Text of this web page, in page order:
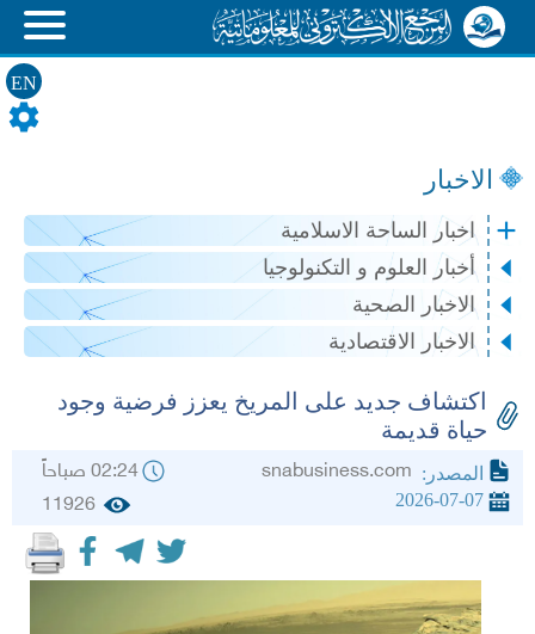
EN
الاخبار
اخبار الساحة الاسلامية
أخبار العلوم و التكنولوجيا
الاخبار الصحية
الاخبار الاقتصادية
اكتشاف جديد على المريخ يعزز فرضية وجود
حياة قديمة
المصدر: 02:24 صباحاً
2026-07-07
11926